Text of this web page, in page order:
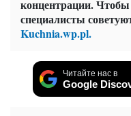
концентрации.
специалисты
Kuchnia.wp.pl.
Читайте нас в
Google